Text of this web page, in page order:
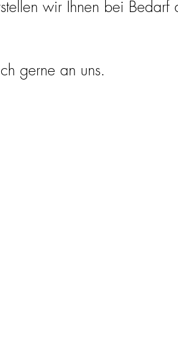
wir Ihnen bei Bedarf
gerne an uns.